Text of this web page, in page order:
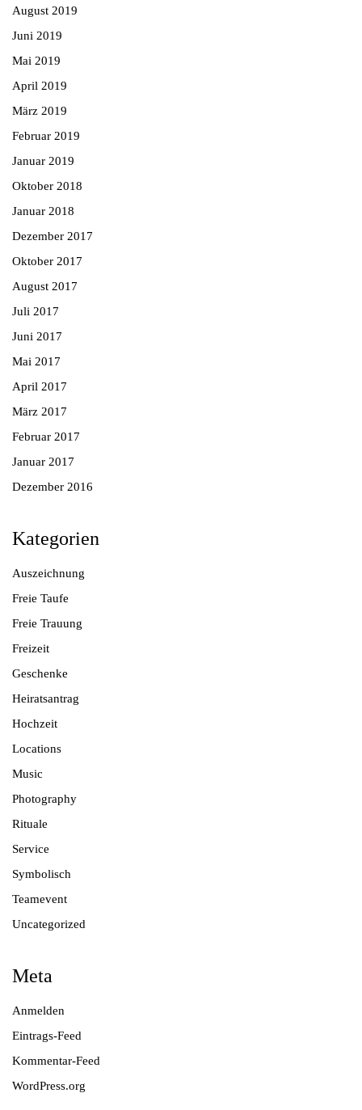
August 2019
Juni 2019
Mai 2019
April 2019
März 2019
Februar 2019
Januar 2019
Oktober 2018
Januar 2018
Dezember 2017
Oktober 2017
August 2017
Juli 2017
Juni 2017
Mai 2017
April 2017
März 2017
Februar 2017
Januar 2017
Dezember 2016
Kategorien
Auszeichnung
Freie Taufe
Freie Trauung
Freizeit
Geschenke
Heiratsantrag
Hochzeit
Locations
Music
Photography
Rituale
Service
Symbolisch
Teamevent
Uncategorized
Meta
Anmelden
Eintrags-Feed
Kommentar-Feed
WordPress.org